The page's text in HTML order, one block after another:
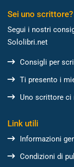
Sei uno scrittore?
Segui i nostri
Sololibri.net
Consigli per
Ti presento i
Uno scrittore ci
Link utili
Informazioni
Condizioni di